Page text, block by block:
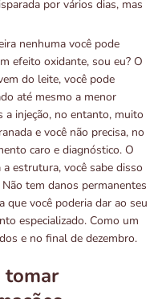
por vários dias, mas
nenhuma você pode
efeito oxidante, sou eu? O
do leite, você pode
até mesmo a menor
a injeção, no entanto, muito
e você não precisa, no
caro e diagnóstico. O
estrutura, você sabe disso
tem danos permanentes
que você poderia dar ao seu
especializado. Como um
e no final de dezembro.
tomar